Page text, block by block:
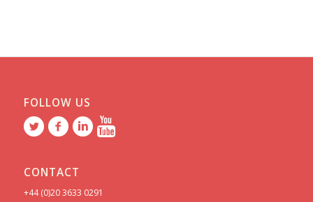
FOLLOW US
CONTACT
+44 (0)20 3633 0291